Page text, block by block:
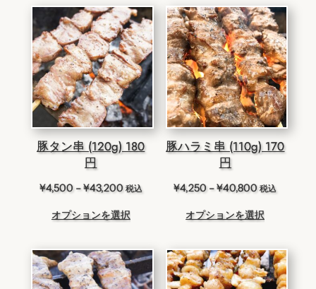
–
¥96,000
–
¥13,350
豚タン串 (120g) 180
円
¥4,500 –¥43,200価
帯:
–
¥43,200
税込
オプションを選択
豚ハラミ串 (110g) 170
円
¥4,250 –¥40,800価
帯:
–
¥40,800
税込
オプションを選択